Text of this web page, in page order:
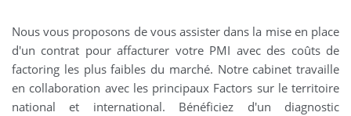
Nous vous proposons de vous assister dans la mise en place
d'un contrat pour affacturer votre PMI avec des coûts de
factoring les plus faibles du marché. Notre cabinet travaille
en collaboration avec les principaux Factors sur le territoire
national et international. Bénéficiez d'un diagnostic